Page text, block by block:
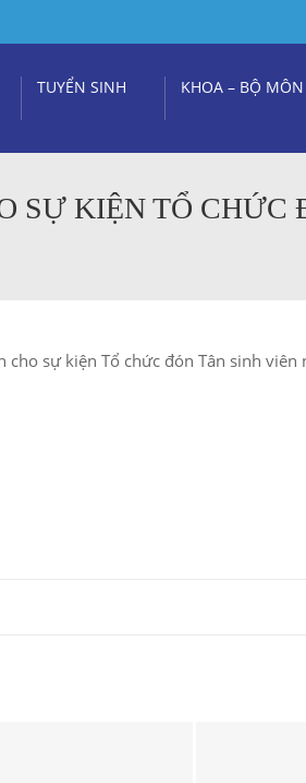
TUYỂN SINH KHOA – BỘ MÔN
SỰ KIỆN TỔ CHỨC
sự kiện Tổ chức đón Tân sinh viên